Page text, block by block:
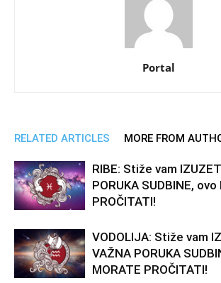
Portal
RELATED ARTICLES MORE FROM
RIBE: Stiže vam
PORUKA SUDBINE, ovo
PROČITATI!
VODOLIJA: Stiže vam
VAŽNA PORUKA
MORATE PROČITATI!